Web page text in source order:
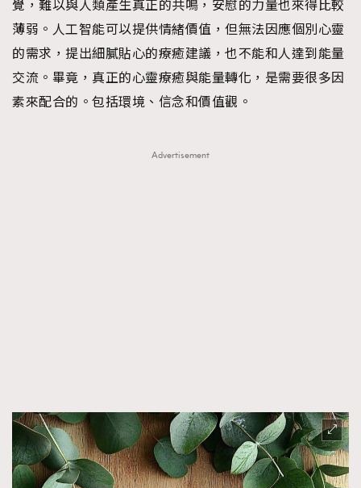
覺，難以與人類產生真正的共鳴，安慰的力量也來得比較
薄弱。人工智能可以提供情緒價值，但無法因應個別心靈
的需求，提出細膩貼心的療癒建議，也不能和人達到能量
交流。畢竟，真正的心靈療癒與能量轉化，是需要很多因
素來配合的。包括環境、信念和價值觀。
Advertisement